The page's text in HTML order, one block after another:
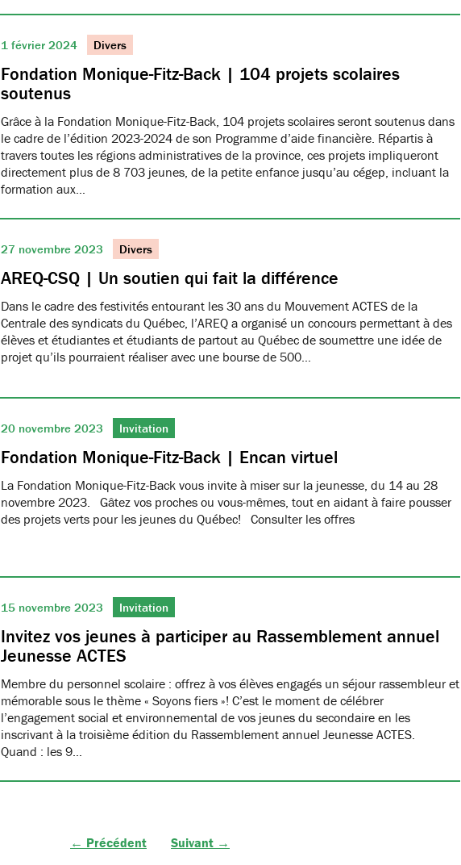
1 février 2024 Divers
Fondation Monique-Fitz-Back | 104 projets scolaires
soutenus
Grâce à la Fondation Monique-Fitz-Back, 104 projets scolaires seront soutenus dans
le cadre de l’édition 2023-2024 de son Programme d’aide financière. Répartis à
travers toutes les régions administratives de la province, ces projets impliqueront
directement plus de 8 703 jeunes, de la petite enfance jusqu’au cégep, incluant la
formation aux…
27 novembre 2023 Divers
AREQ-CSQ | Un soutien qui fait la différence
Dans le cadre des festivités entourant les 30 ans du Mouvement ACTES de la
Centrale des syndicats du Québec, l’AREQ a organisé un concours permettant à des
élèves et étudiantes et étudiants de partout au Québec de soumettre une idée de
projet qu’ils pourraient réaliser avec une bourse de 500…
20 novembre 2023 Invitation
Fondation Monique-Fitz-Back | Encan virtuel
La Fondation Monique-Fitz-Back vous invite à miser sur la jeunesse, du 14 au 28
novembre 2023. Gâtez vos proches ou vous-mêmes, tout en aidant à faire pousser
des projets verts pour les jeunes du Québec! Consulter les offres
15 novembre 2023 Invitation
Invitez vos jeunes à participer au Rassemblement annuel
Jeunesse ACTES
Membre du personnel scolaire : offrez à vos élèves engagés un séjour rassembleur et
mémorable sous le thème « Soyons fiers »! C’est le moment de célébrer
l’engagement social et environnemental de vos jeunes du secondaire en les
inscrivant à la troisième édition du Rassemblement annuel Jeunesse ACTES.
Quand : les 9…
← Précédent Suivant →